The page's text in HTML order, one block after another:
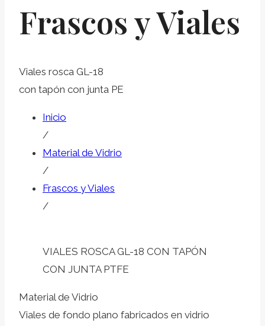
Frascos y Viales
Viales rosca GL-18
con tapón con junta PE
Inicio
/
Material de Vidrio
/
Frascos y Viales
/
VIALES ROSCA GL-18 CON TAPÓN
CON JUNTA PTFE
Material de Vidrio
Viales de fondo plano fabricados en vidrio